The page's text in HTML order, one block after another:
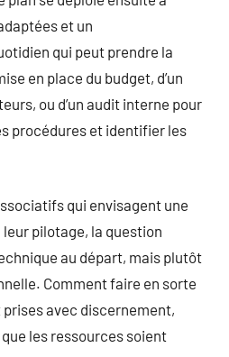
et un
qui peut prendre la
en place du budget, d’un
ou d’un audit interne pour
procédures et identifier les
qui envisagent une
pilotage, la question
au départ, mais plutôt
Comment faire en sorte
avec discernement,
les ressources soient